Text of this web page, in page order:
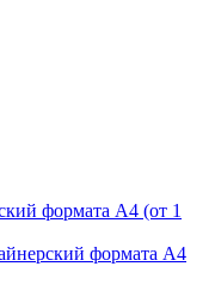
формата А4 (от 1
формата А4